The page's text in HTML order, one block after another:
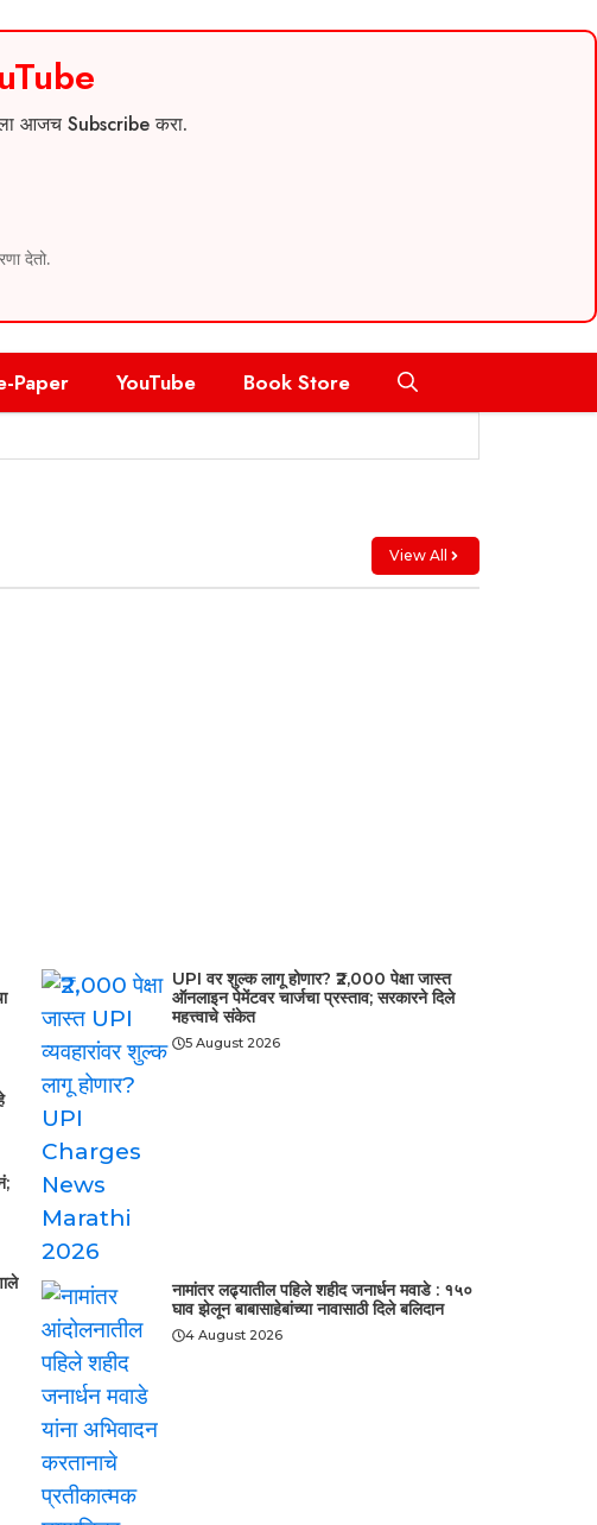
आजच Subscribe करा.
देतो.
Paper YouTube Book Store
View All
UPI वर शुल्क लागू होणार? ₹2,000 पेक्षा जास्त
ऑनलाइन पेमेंटवर चार्जचा प्रस्ताव; सरकारने दिले
महत्त्वाचे संकेत
5 August 2026
नामांतर लढ्यातील पहिले शहीद जनार्धन मवाडे : १५०
घाव झेलून बाबासाहेबांच्या नावासाठी दिले बलिदान
4 August 2026